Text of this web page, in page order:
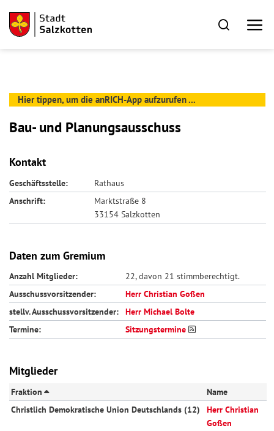
Hier tippen, um die anRICH-App aufzurufen ...
Bau- und Planungsausschuss
Kontakt
Geschäftsstelle:
Rathaus
Anschrift:
Marktstraße 8
33154 Salzkotten
Daten zum Gremium
Anzahl Mitglieder:
22, davon 21 stimmberechtigt.
Ausschussvorsitzender:
Herr Christian Goßen
stellv. Ausschussvorsitzender:
Herr Michael Bolte
Termine:
Sitzungstermine
Mitglieder
Fraktion
Name
Christlich Demokratische Union Deutschlands (12)
Herr Christian
Goßen